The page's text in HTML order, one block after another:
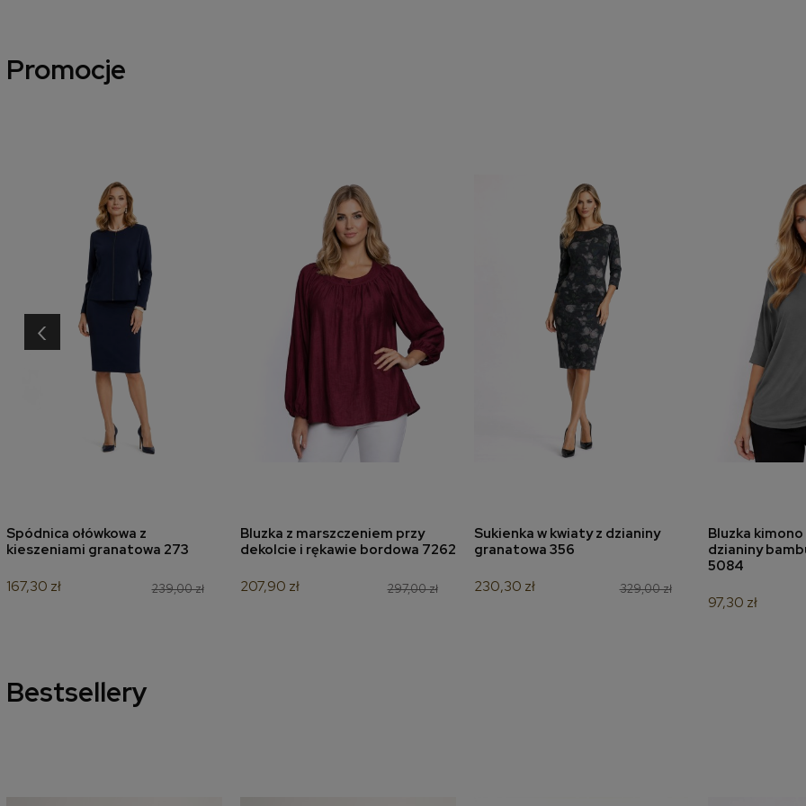
Promocje
dodaj do koszyka
Spódnica ołówkowa z
kieszeniami granatowa 273
239,00 zł
167,30 zł
dodaj do koszyka
Bluzka z marszczeniem przy
dekolcie i rękawie bordowa 7262
297,00 zł
207,90 zł
dodaj do koszyka
Sukienka w kwiaty z dzianiny
granatowa 356
329,00 zł
230,30 zł
dodaj
Bluzka
dzianiny
5084
97,30 zł
‹
Bestsellery